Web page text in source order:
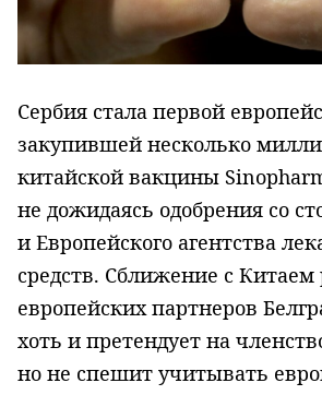
Сербия стала первой
закупившей несколько
китайской вакцины
не дожидаясь одобрения со
и Европейского агентства
средств. Сближение с Китаем
европейских партнеров
хоть и претендует на
но не спешит учитывать